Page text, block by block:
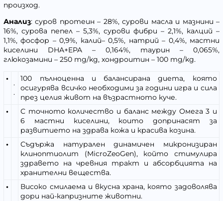
произход.
Анализ: суров протеин – 28%, сурови масла и мазнини –
16%, сурова пепел – 5,3%, сурови фибри – 2,1%, калций –
1,1%, фосфор – 0,9%, калий– 0,5%, натрий – 0,4%, мастни
киселини DHA+EPA – 0,164%, таурин – 0,065%,
глюкозамини – 250 mg/kg, хондроитин – 100 mg/kg.
• .
.
100 пълноценна и балансирана диета, която
осигурява всичко необходими за години игра и сила
през целия живот на възрастното куче.
•
С точното количество и баланс между Омега 3 и
6 мастни киселини, които допринасят за
развитието на здрава кожа и красива козина.
•
Съдържа натурален динамичен микронизиран
клиноптиолит (MicroZeoGen), който стимулира
здравето на чревния тракт и абсорбцията на
хранителни вещества.
•
Високо смилаема и вкусна храна, която задоволява
дори най-капризните животни.